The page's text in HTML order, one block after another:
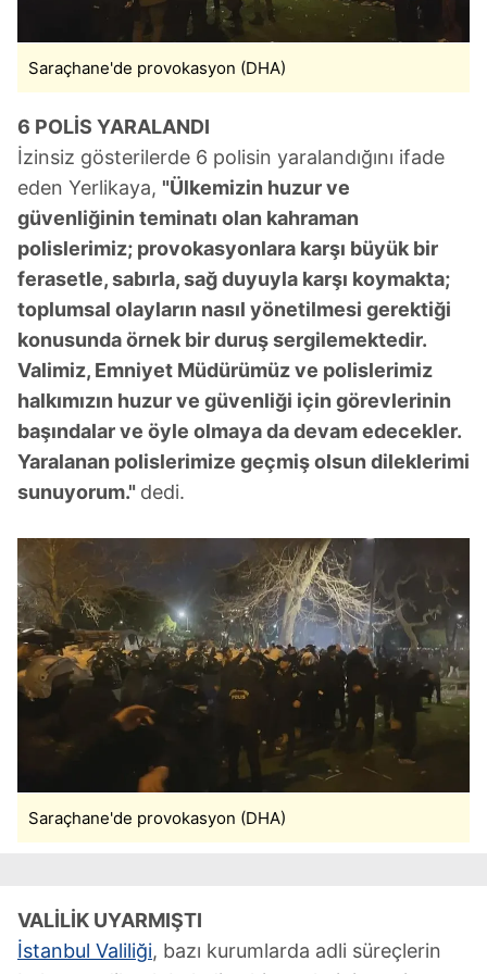
Sizlere daha iyi bir hizmet sunabilmek için İnternet
Sitemizde kendimize ve üçüncü kişilere ait çerezler
kullanılmaktadır. Bu çerezler vasıtasıyla çeşitli kişisel
verileriniz işlenmekte olup gerekli olan çerezler bilgi
toplumu hizmetlerinin sunulması amacıyla
kullanılmaktadır. Diğer çerezler, sitemizin daha işlevsel
kılınması ve kişiselleştirilmesi ve sizlere yönelik
reklam/pazarlama faaliyetlerinin yapılması, amaçlarıyla
sınırlı olarak açık rızanız dahilinde kullanılacaktır.
Çerezlere ilişkin tercihlerinizi aşağıda yer alan panel
vasıtasıyla belirleyebilirsiniz. Çerezlere ilişkin detaylı bilgi
için Ayarlar butonuna tıklayabilir,
Çerez Bilgilendirme
6698 sayılı Kişisel Verilerin Korunması Kanunu uyarınca
hazırlanmış Aydınlatma Metnimizi okumak ve sitemizde
ilgili mevzuata uygun olarak kullanılan çerezlerle ilgili bilgi
almak için lütfentıklayınız
Saraçhane'de provokasyon (DHA)
6 POLİS YARALANDI
İzinsiz gösterilerde 6 polisin yaralandığını ifade
eden Yerlikaya, "Ülkemizin huzur ve
güvenliğinin teminatı olan kahraman
polislerimiz; provokasyonlara karşı büyük bir
ferasetle, sabırla, sağ duyuyla karşı koymakta;
toplumsal olayların nasıl yönetilmesi gerektiği
konusunda örnek bir duruş sergilemektedir.
Valimiz, Emniyet Müdürümüz ve polislerimiz
halkımızın huzur ve güvenliği için görevlerinin
başındalar ve öyle olmaya da devam edecekler.
Yaralanan polislerimize geçmiş olsun dileklerimi
sunuyorum." dedi.
Saraçhane'de provokasyon (DHA)
VALİLİK UYARMIŞTI
İstanbul Valiliği, bazı kurumlarda adli süreçlerin